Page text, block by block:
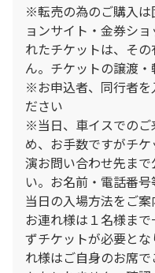
※転売の為のご購入は
ョンサイト・金券シ
れたチケットは、そ
ん。チケットの譲渡・
※お申込者、同行者を
ださい
※当日、車イスでのご
め、お手数ですがチ
演お問い合わせ先ま
い。お名前・電話番号
当日の入場方法をご
お連れ様は１名様ま
ずチケットが必要と
れ様はご自身のお席